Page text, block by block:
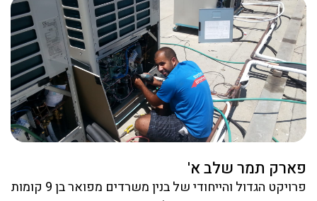
פארק תמר שלב א'
פרויקט הגדול והייחודי של בנין משרדים מפואר בן 9 קומות